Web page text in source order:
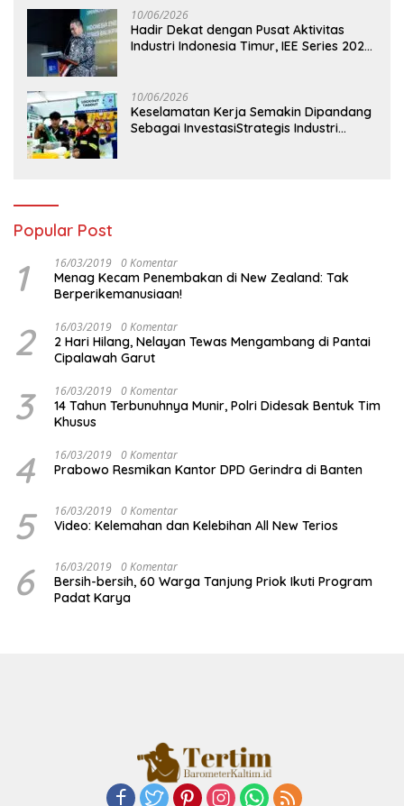
10/06/2026
Hadir Dekat dengan Pusat Aktivitas
Industri Indonesia Timur, IEE Series 2026
10/06/2026
Keselamatan Kerja Semakin Dipandang
Sebagai InvestasiStrategis Industri
Popular Post
1 16/03/2019 0 Komentar
Menag Kecam Penembakan di New Zealand: Tak
Berperikemanusiaan!
2 16/03/2019 0 Komentar
2 Hari Hilang, Nelayan Tewas Mengambang di Pantai
Cipalawah Garut
3 16/03/2019 0 Komentar
14 Tahun Terbunuhnya Munir, Polri Didesak Bentuk Tim
Khusus
4 16/03/2019 0 Komentar
Prabowo Resmikan Kantor DPD Gerindra di Banten
5 16/03/2019 0 Komentar
Video: Kelemahan dan Kelebihan All New Terios
6 16/03/2019 0 Komentar
Bersih-bersih, 60 Warga Tanjung Priok Ikuti Program
Padat Karya